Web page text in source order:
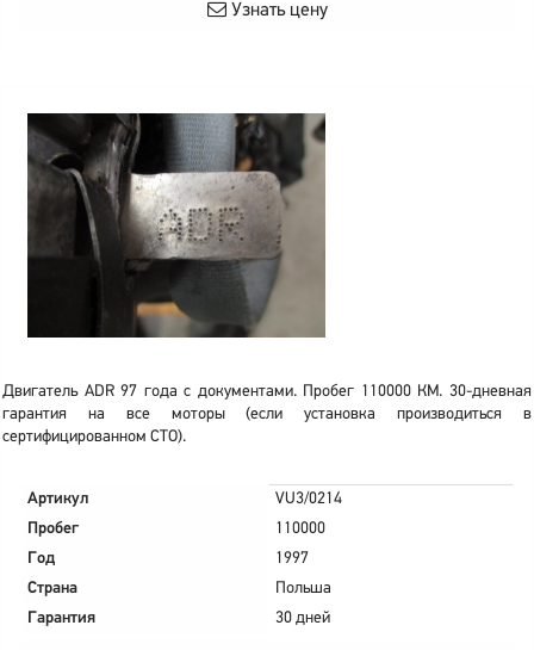
Узнать цену
Двигатель ADR 97 года с документами. Пробег 110000 КМ. 30-дневная
гарантия на все моторы (если установка производиться в
сертифицированном СТО).
Артикул
VU3/0214
Пробег
110000
Год
1997
Страна
Польша
Гарантия
30 дней